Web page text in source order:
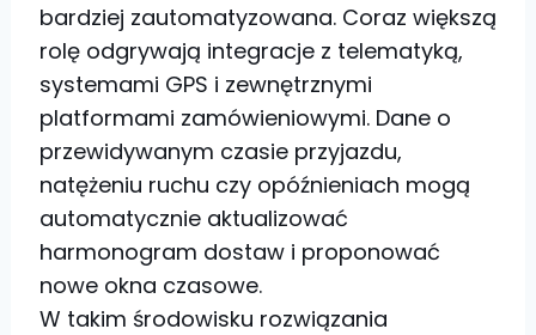
bardziej zautomatyzowana. Coraz większą
rolę odgrywają integracje z telematyką,
systemami GPS i zewnętrznymi
platformami zamówieniowymi. Dane o
przewidywanym czasie przyjazdu,
natężeniu ruchu czy opóźnieniach mogą
automatycznie aktualizować
harmonogram dostaw i proponować
nowe okna czasowe.
W takim środowisku rozwiązania